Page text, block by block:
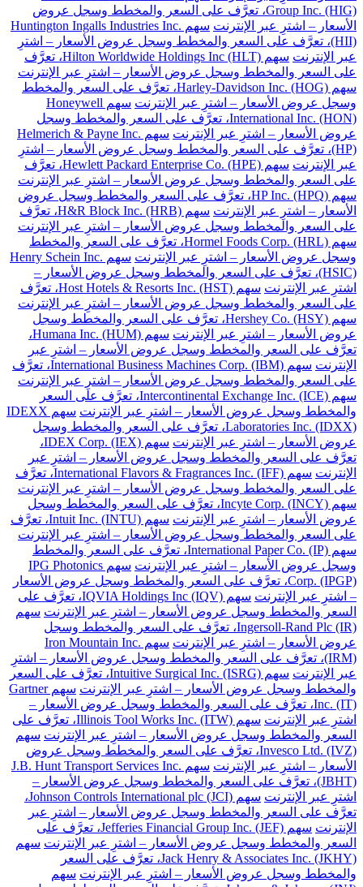
Group Inc. (HIG)، تعرَّف على السعر والمخطط وسجل عروض
الأسعار – اشترِ عبر الإنترنت
سهم Huntington Ingalls Industries Inc.
(HII)، تعرَّف على السعر والمخطط وسجل عروض الأسعار – اشترِ
عبر الإنترنت
سهم Hilton Worldwide Holdings Inc (HLT)، تعرَّف
على السعر والمخطط وسجل عروض الأسعار – اشترِ عبر الإنترنت
سهم Harley-Davidson Inc. (HOG)، تعرَّف على السعر والمخطط
وسجل عروض الأسعار – اشترِ عبر الإنترنت
سهم Honeywell
International Inc. (HON)، تعرَّف على السعر والمخطط وسجل
عروض الأسعار – اشترِ عبر الإنترنت
سهم Helmerich & Payne Inc.
(HP)، تعرَّف على السعر والمخطط وسجل عروض الأسعار – اشترِ
عبر الإنترنت
سهم Hewlett Packard Enterprise Co. (HPE)، تعرَّف
على السعر والمخطط وسجل عروض الأسعار – اشترِ عبر الإنترنت
سهم HP Inc. (HPQ)، تعرَّف على السعر والمخطط وسجل عروض
الأسعار – اشترِ عبر الإنترنت
سهم H&R Block Inc. (HRB)، تعرَّف
على السعر والمخطط وسجل عروض الأسعار – اشترِ عبر الإنترنت
سهم Hormel Foods Corp. (HRL)، تعرَّف على السعر والمخطط
وسجل عروض الأسعار – اشترِ عبر الإنترنت
سهم Henry Schein Inc.
(HSIC)، تعرَّف على السعر والمخطط وسجل عروض الأسعار –
اشترِ عبر الإنترنت
سهم Host Hotels & Resorts Inc. (HST)، تعرَّف
على السعر والمخطط وسجل عروض الأسعار – اشترِ عبر الإنترنت
سهم Hershey Co. (HSY)، تعرَّف على السعر والمخطط وسجل
عروض الأسعار – اشترِ عبر الإنترنت
سهم Humana Inc. (HUM)،
تعرَّف على السعر والمخطط وسجل عروض الأسعار – اشترِ عبر
الإنترنت
سهم International Business Machines Corp. (IBM)، تعرَّف
على السعر والمخطط وسجل عروض الأسعار – اشترِ عبر الإنترنت
سهم Intercontinental Exchange Inc. (ICE)، تعرَّف على السعر
والمخطط وسجل عروض الأسعار – اشترِ عبر الإنترنت
سهم IDEXX
Laboratories Inc. (IDXX)، تعرَّف على السعر والمخطط وسجل
عروض الأسعار – اشترِ عبر الإنترنت
سهم IDEX Corp. (IEX)،
تعرَّف على السعر والمخطط وسجل عروض الأسعار – اشترِ عبر
الإنترنت
سهم International Flavors & Fragrances Inc. (IFF)، تعرَّف
على السعر والمخطط وسجل عروض الأسعار – اشترِ عبر الإنترنت
سهم Incyte Corp. (INCY)، تعرَّف على السعر والمخطط وسجل
عروض الأسعار – اشترِ عبر الإنترنت
سهم Intuit Inc. (INTU)، تعرَّف
على السعر والمخطط وسجل عروض الأسعار – اشترِ عبر الإنترنت
سهم International Paper Co. (IP)، تعرَّف على السعر والمخطط
وسجل عروض الأسعار – اشترِ عبر الإنترنت
سهم IPG Photonics
Corp. (IPGP)، تعرَّف على السعر والمخطط وسجل عروض الأسعار
– اشترِ عبر الإنترنت
سهم IQVIA Holdings Inc (IQV)، تعرَّف على
السعر والمخطط وسجل عروض الأسعار – اشترِ عبر الإنترنت سهم
Ingersoll-Rand Plc (IR)، تعرَّف على السعر والمخطط وسجل
عروض الأسعار – اشترِ عبر الإنترنت
سهم Iron Mountain Inc.
(IRM)، تعرَّف على السعر والمخطط وسجل عروض الأسعار – اشترِ
عبر الإنترنت
سهم Intuitive Surgical Inc. (ISRG)، تعرَّف على السعر
والمخطط وسجل عروض الأسعار – اشترِ عبر الإنترنت
سهم Gartner
Inc. (IT)، تعرَّف على السعر والمخطط وسجل عروض الأسعار –
اشترِ عبر الإنترنت
سهم Illinois Tool Works Inc. (ITW)، تعرَّف على
السعر والمخطط وسجل عروض الأسعار – اشترِ عبر الإنترنت سهم
Invesco Ltd. (IVZ)، تعرَّف على السعر والمخطط وسجل عروض
الأسعار – اشترِ عبر الإنترنت
سهم J.B. Hunt Transport Services Inc.
(JBHT)، تعرَّف على السعر والمخطط وسجل عروض الأسعار –
اشترِ عبر الإنترنت
سهم Johnson Controls International plc (JCI)،
تعرَّف على السعر والمخطط وسجل عروض الأسعار – اشترِ عبر
الإنترنت
سهم Jefferies Financial Group Inc. (JEF)، تعرَّف على
السعر والمخطط وسجل عروض الأسعار – اشترِ عبر الإنترنت سهم
Jack Henry & Associates Inc. (JKHY)، تعرَّف على السعر
والمخطط وسجل عروض الأسعار – اشترِ عبر الإنترنت سهم